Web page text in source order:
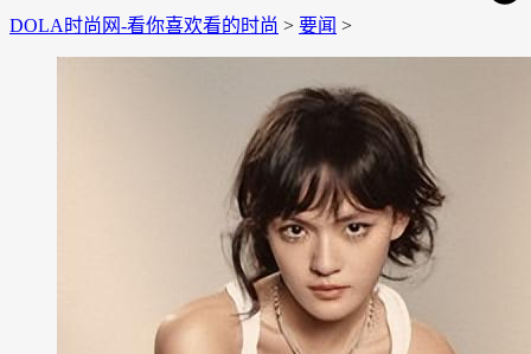
DOLA时尚网-看你喜欢看的时尚 > 要闻 >